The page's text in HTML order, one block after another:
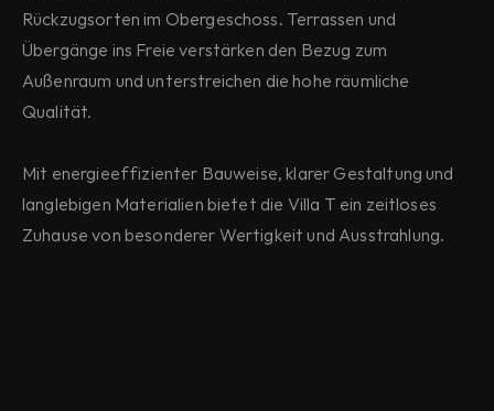
Rückzugsorten im Obergeschoss. Terrassen und
Übergänge ins Freie verstärken den Bezug zum
Außenraum und unterstreichen die hohe räumliche
Qualität.
Mit energieeffizienter Bauweise, klarer Gestaltung und
langlebigen Materialien bietet die Villa T ein zeitloses
Zuhause von besonderer Wertigkeit und Ausstrahlung.